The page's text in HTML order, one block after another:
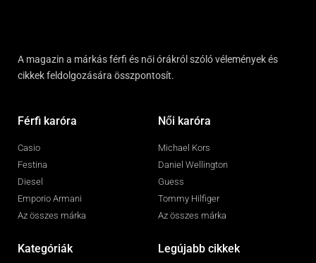
A magazin a márkás férfi és női órákról szóló vélemények és
cikkek feldolgozására összpontosít.
Férfi karóra
Casio
Festina
Diesel
Emporio Armani
Az összes márka
Női karóra
Michael Kors
Daniel Wellington
Guess
Tommy Hilfiger
Az összes márka
Kategóriák Legújabb cikkek